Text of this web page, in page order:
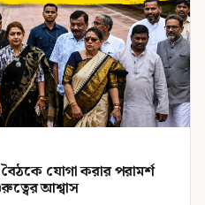
যোগা করার পরামর্শ
আশ্বাস